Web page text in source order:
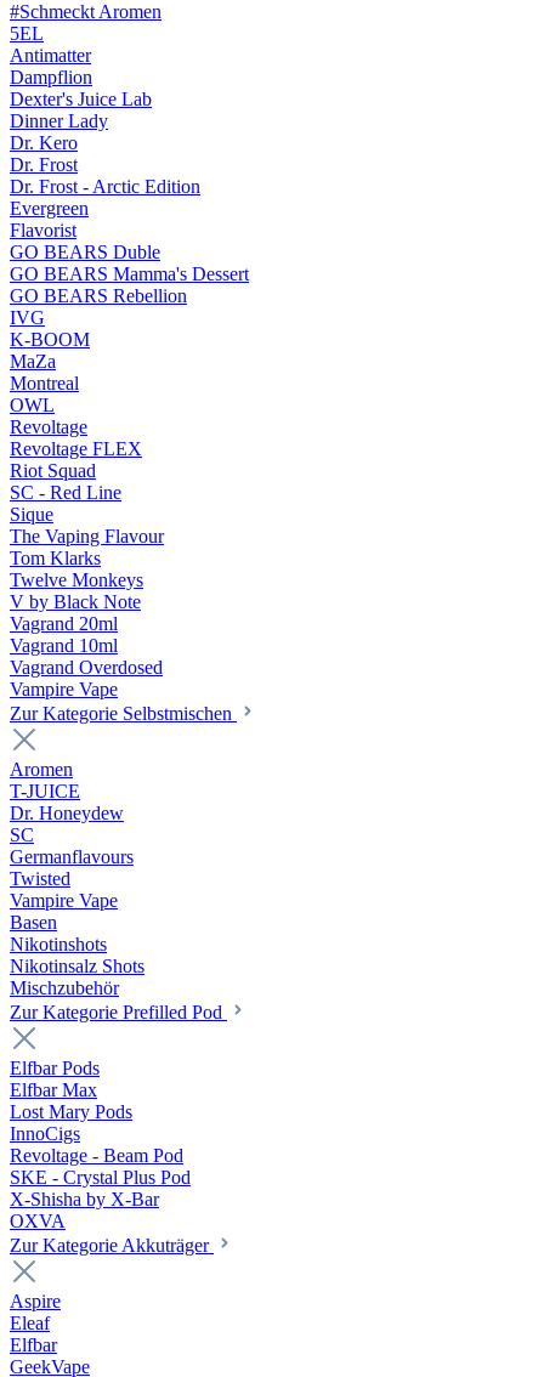
#Schmeckt Aromen
5EL
Antimatter
Dampflion
Dexter's Juice Lab
Dinner Lady
Dr. Kero
Dr. Frost
Dr. Frost - Arctic Edition
Evergreen
Flavorist
GO BEARS Duble
GO BEARS Mamma's Dessert
GO BEARS Rebellion
IVG
K-BOOM
MaZa
Montreal
OWL
Revoltage
Revoltage FLEX
Riot Squad
SC - Red Line
Sique
The Vaping Flavour
Tom Klarks
Twelve Monkeys
V by Black Note
Vagrand 20ml
Vagrand 10ml
Vagrand Overdosed
Vampire Vape
Zur Kategorie Selbstmischen
Aromen
T-JUICE
Dr. Honeydew
SC
Germanflavours
Twisted
Vampire Vape
Basen
Nikotinshots
Nikotinsalz Shots
Mischzubehör
Zur Kategorie Prefilled Pod
Elfbar Pods
Elfbar Max
Lost Mary Pods
InnoCigs
Revoltage - Beam Pod
SKE - Crystal Plus Pod
X-Shisha by X-Bar
OXVA
Zur Kategorie Akkuträger
Aspire
Eleaf
Elfbar
GeekVape